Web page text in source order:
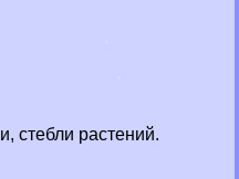
стeбли растений.